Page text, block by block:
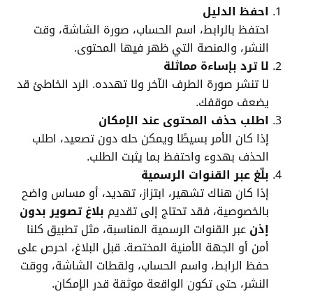
احفظ الدليل
احتفظ بالرابط، اسم الحساب، صورة الشاشة، وقت
النشر، والمنصة التي ظهر فيها المحتوى.
لا ترد بإساءة مماثلة
لا تنشر صورة الطرف الآخر ولا تهدده. الرد الخاطئ قد
يضعف موقفك.
اطلب حذف المحتوى عند الإمكان
إذا كان الأمر بسيطًا ويمكن حله دون تصعيد، اطلب
الحذف بهدوء واحتفظ بما يثبت الطلب.
بلّغ عبر القنوات الرسمية
إذا كان هناك تشهير، ابتزاز، تهديد، أو مساس واضح
بالخصوصية، فقد تحتاج إلى تقديم بلاغ تصوير بدون
إذنعبر القنوات الرسمية المناسبة، مثل تطبيق كلنا
أمن أو الجهة الأمنية المختصة. قبل البلاغ، احرص على
حفظ الرابط، واسم الحساب، ولقطات الشاشة، ووقت
النشر، حتى تكون الواقعة موثقة قدر الإمكان.